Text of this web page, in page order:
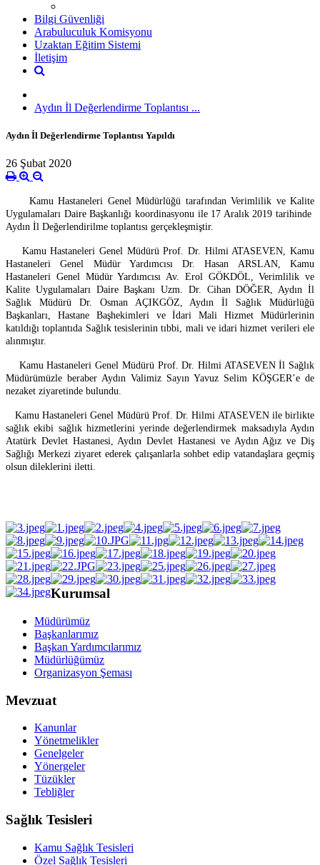
Bilgi Güvenliği
Arabuluculuk Komisyonu
Uzaktan Eğitim Sistemi
İletişim
Aydın İl Değerlendirme Toplantısı ...
Aydın İl Değerlendirme Toplantısı Yapıldı
26 Şubat 2020
Kamu Hastaneleri Genel Müdürlüğü tarafından Verimlilik ve Kalite
Uygulamaları Daire Başkanlığı koordinasyonu ile 17 Aralık 2019 tarihinde
Aydın İl Değerlendirilme toplantısı gerçekleşmiştir.
Kamu Hastaneleri Genel Müdürü Prof. Dr. Hilmi ATASEVEN, Kamu
Hastaneleri Genel Müdür Yardımcısı Dr. Hasan ARSLAN, Kamu
Hastaneleri Genel Müdür Yardımcısı Av. Erol GÖKDÖL, Verimlilik ve
Kalite Uygulamaları Daire Başkanı Uzm. Dr. Cihan DÖĞER, Aydın İl
Sağlık Müdürü Dr. Osman AÇIKGÖZ, Aydın İl Sağlık Müdürlüğü
Başkanları, Hastane Başhekimleri ve İdari Mali Hizmet Müdürlerinin
katıldığı toplantıda Sağlık tesislerinin tıbbi, mali ve idari hizmet verileri ele
alınmıştır.
Kamu Hastaneleri Genel Müdürü Prof. Dr. Hilmi ATASEVEN İl Sağlık
Müdürümüzle beraber Aydın Valimiz Sayın Yavuz Selim KÖŞGER’e de
nezaket ziyaretinde bulundu.
Kamu Hastaneleri Genel Müdürü Prof. Dr. Hilmi ATASEVEN ile birlikte
sağlık ekibi sağlık hizmetlerini yerinde değerlendirmek maksadıyla Aydın
Atatürk Devlet Hastanesi, Aydın Devlet Hastanesi ve Aydın Ağız ve Diş
Sağlığı Merkezi ziyaret ederek çalışanlarla sohbet edip vatandaşlara geçmiş
olsun dileklerini iletti.
Kurumsal
Müdürümüz
Başkanlarımız
Başkan Yardımcılarımız
Müdürlüğümüz
Organizasyon Şeması
Mevzuat
Kanunlar
Yönetmelikler
Genelgeler
Yönergeler
Tüzükler
Tebliğler
Sağlık Tesisleri
Kamu Sağlık Tesisleri
Özel Sağlık Tesisleri